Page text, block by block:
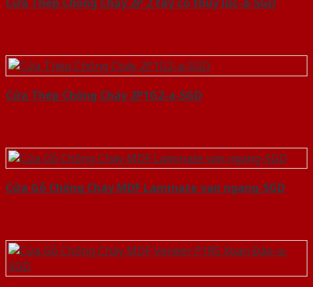
Cửa Thép Chống Cháy 2P1G2-a-SGD
Cửa Gỗ Chống Cháy MDF Laminate van ngang-SGD